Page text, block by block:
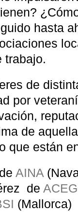
hasta
trabajo.
de
por
de
que están
AINA
de
(Mallorca)